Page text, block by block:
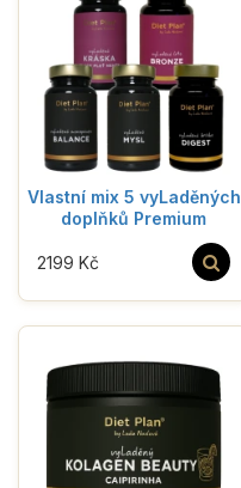
Vlastní mix 5 vyLaděných
doplňků Premium
2199 Kč